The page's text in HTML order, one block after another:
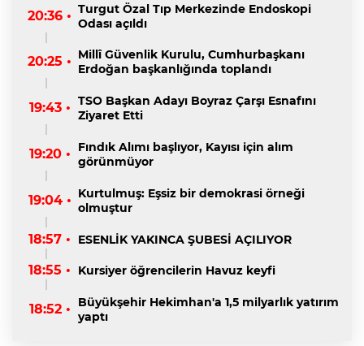
20:36 • Turgut Özal Tıp Merkezinde Endoskopi
Odası açıldı
20:25 • Millî Güvenlik Kurulu, Cumhurbaşkanı
Erdoğan başkanlığında toplandı
19:43 • TSO Başkan Adayı Boyraz Çarşı Esnafını
Ziyaret Etti
19:20 •
Fındık Alımı başlıyor, Kayısı için alım
görünmüyor
19:04 • Kurtulmuş: Eşsiz bir demokrasi örneği
olmuştur
18:57 • ESENLİK YAKINCA ŞUBESİ AÇILIYOR
18:55 • Kursiyer öğrencilerin Havuz keyfi
18:52 •
Büyükşehir Hekimhan'a 1,5 milyarlık yatırım
yaptı